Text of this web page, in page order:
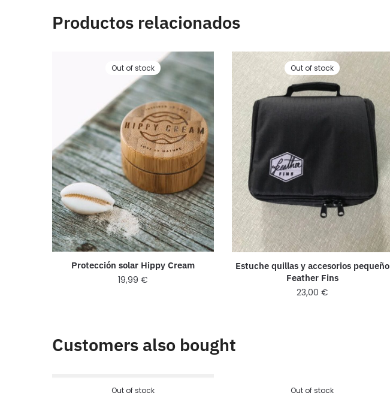
Productos relacionados
Out of stock
Protección solar Hippy Cream
19,99 €
Out of stock
Estuche quillas y accesorios pequeño
Feather Fins
23,00 €
Customers also bought
Out of stock Out of stock